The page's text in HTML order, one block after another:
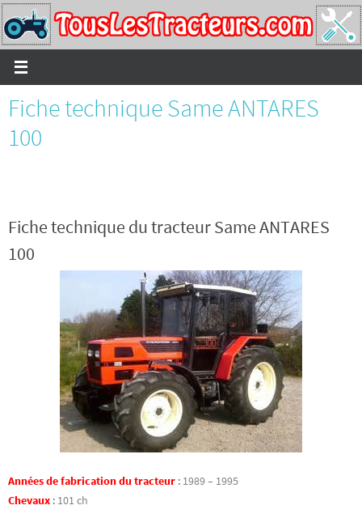
Passer
vers
le
contenu
Fiche technique Same ANTARES
100
Fiche technique du tracteur Same ANTARES
100
Années de fabrication du tracteur : 1989 – 1995
Chevaux : 101 ch